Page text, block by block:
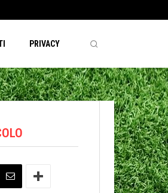
PRIVACY